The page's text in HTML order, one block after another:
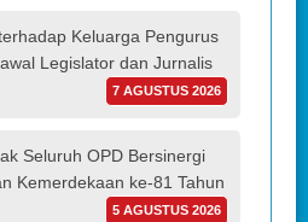
Keluarga Pengurus
Legislator dan Jurnalis
7 AGUSTUS 2026
Seluruh OPD Bersinergi
Kemerdekaan ke-81 Tahun
5 AGUSTUS 2026